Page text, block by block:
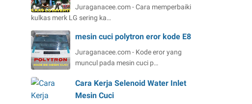
Juraganacee.com - Cara memperbaiki
kulkas merk LG sering ka…
mesin cuci polytron eror kode E8
Juraganacee.com - Kode eror yang
muncul pada mesin cuci p…
Cara Kerja Selenoid Water Inlet
Mesin Cuci